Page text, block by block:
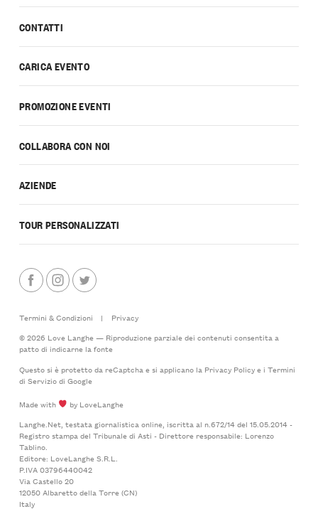
CONTATTI
CARICA EVENTO
PROMOZIONE EVENTI
COLLABORA CON NOI
AZIENDE
TOUR PERSONALIZZATI
Termini & Condizioni |
Privacy
© 2026 Love Langhe — Riproduzione parziale dei contenuti consentita a
patto di indicarne la fonte
Questo si è protetto da reCaptcha e si applicano la Privacy Policye i Termini
di Serviziodi Google
Made with
by LoveLanghe
Langhe.Net, testata giornalistica online, iscritta al n.672/14 del 15.05.2014 -
Registro stampa del Tribunale di Asti - Direttore responsabile: Lorenzo
Tablino.
Editore: LoveLanghe S.R.L.
P.IVA 03796440042
Via Castello 20
12050 Albaretto della Torre (CN)
Italy